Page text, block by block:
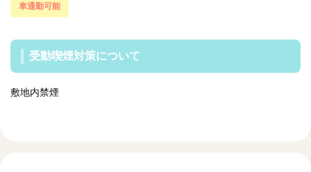
車通勤可能
受動喫煙対策について
敷地内禁煙